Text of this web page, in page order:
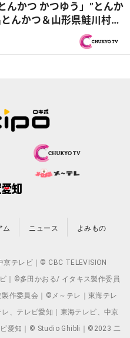
んかつ かつゆう」”とんか
んかつ＆山形県鮭川村
」最大級のびっくり土産
ム ニュース よみもの
テレビ｜© CBC TELEVISION
｜©多田かおる/ イタキス製作委員
作委員会｜©メ～テレ｜東海テレ
、テレビ愛知｜東海テレビ、中京
ビ愛知｜© Studio Ghibli｜©2023 二